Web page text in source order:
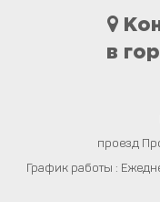
в
проезд
График работы :